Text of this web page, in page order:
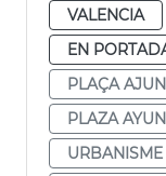
VALENCIA
EN
PLAÇA
PLAZA
URBANISME